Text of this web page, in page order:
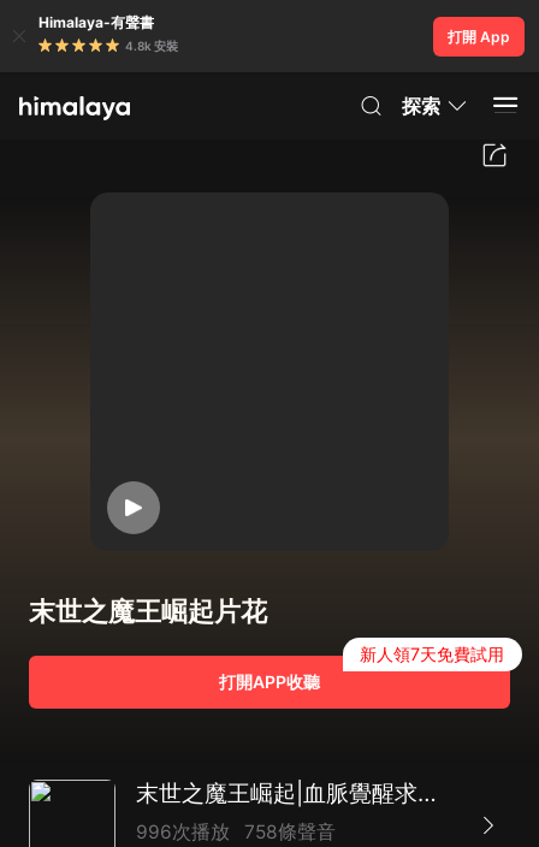
Himalaya-有聲書
4.8k 安裝
打開 App
探索
末世之魔王崛起片花
打開APP收聽
新人領7天免費試用
末世之魔王崛起|血脈覺醒求生路&暴打僵屍異獸
996次播放 758條聲音